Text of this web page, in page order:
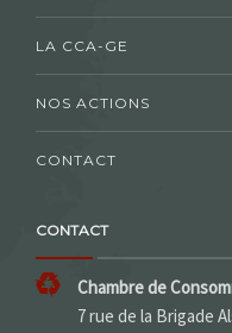
LA CCA-GE
NOS ACTIONS
CONTACT
CONTACT
Chambre de
7 rue de la Brigade